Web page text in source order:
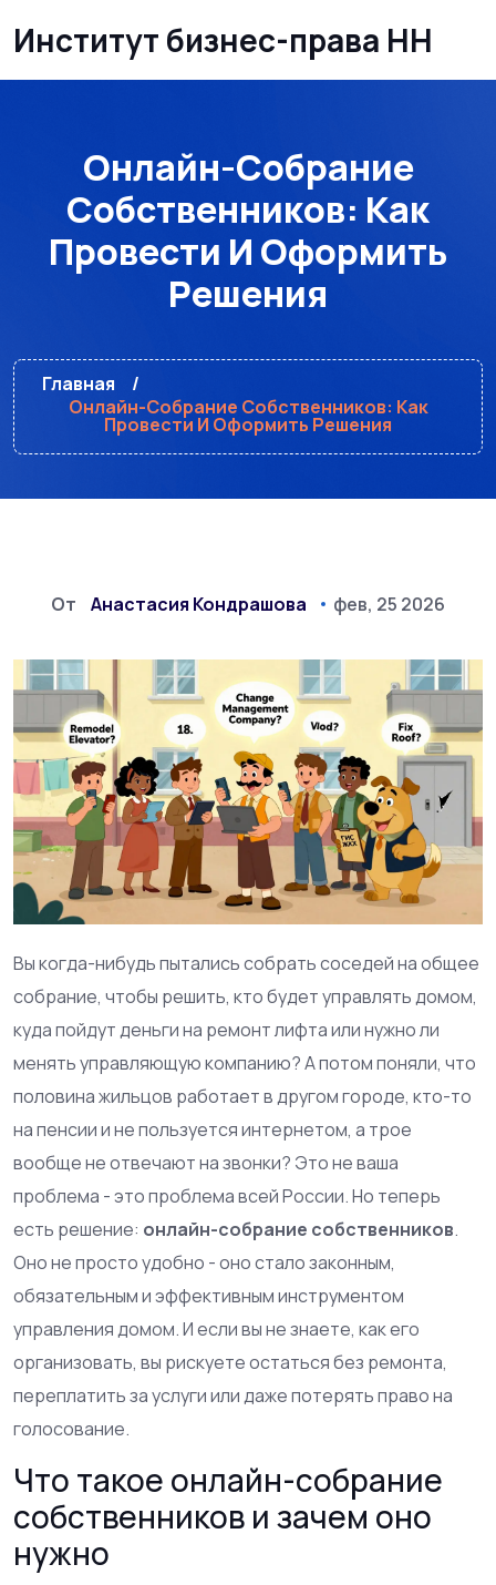
Институт бизнес-права НН
Онлайн-Собрание
Собственников: Как
Провести И Оформить
Решения
Главная
Онлайн-Собрание Собственников: Как
Провести И Оформить Решения
От Анастасия Кондрашова фев, 25 2026
Вы когда-нибудь пытались собрать соседей на общее
собрание, чтобы решить, кто будет управлять домом,
куда пойдут деньги на ремонт лифта или нужно ли
менять управляющую компанию? А потом поняли, что
половина жильцов работает в другом городе, кто-то
на пенсии и не пользуется интернетом, а трое
вообще не отвечают на звонки? Это не ваша
проблема - это проблема всей России. Но теперь
есть решение: онлайн-собрание собственников.
Оно не просто удобно - оно стало законным,
обязательным и эффективным инструментом
управления домом. И если вы не знаете, как его
организовать, вы рискуете остаться без ремонта,
переплатить за услуги или даже потерять право на
голосование.
Что такое онлайн-собрание
собственников и зачем оно
нужно